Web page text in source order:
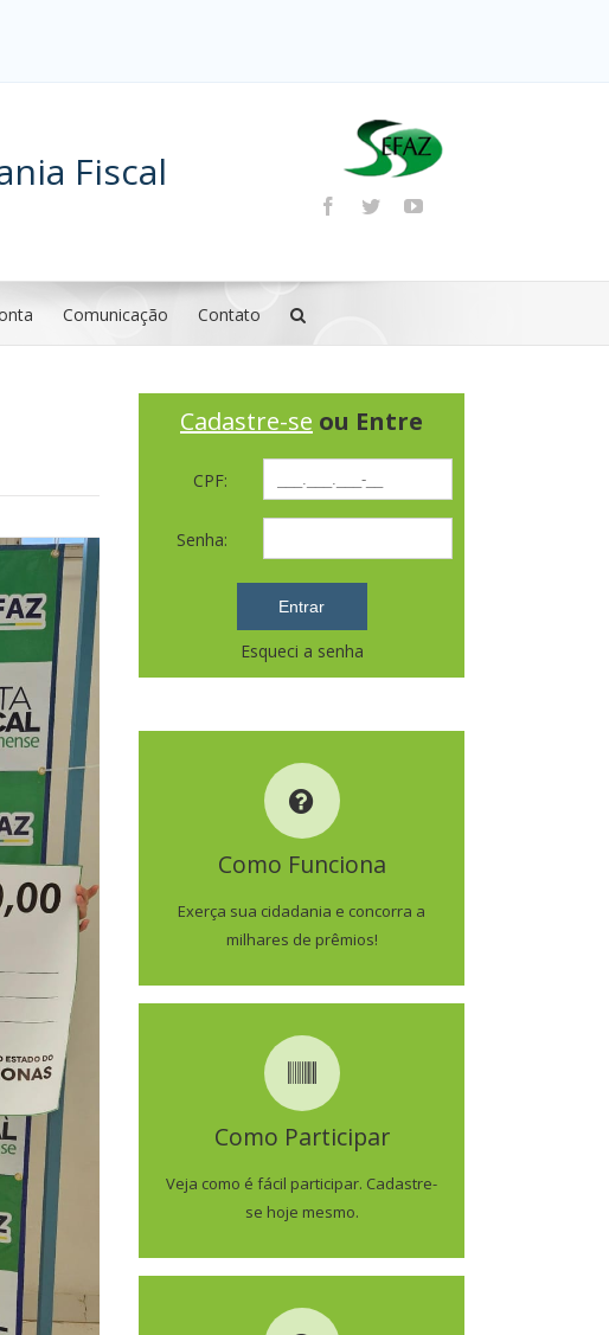
Fiscal
Comunicação Contato
Cadastre-se ou Entre
CPF:
Senha:
Esqueci a senha
Como Funciona
Exerça sua cidadania e concorra a
milhares de prêmios!
COMO FUNCIONA
Como Participar
Veja como é fácil participar. Cadastre-
se hoje mesmo.
COMO PARTICIPAR